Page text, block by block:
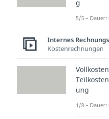
GmbH
,
sie
Euro
g
5/5 – Dauer:
Internes
Kostenrechnungen
ung
1/8 – Dauer: